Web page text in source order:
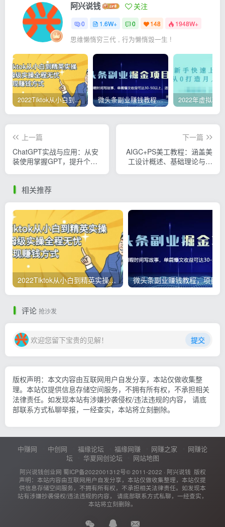
阿兴说钱 关注
0 1.6W+ 0 148 1948W+
思维懒惰穷三代 , 行为懒惰毁一生 !
2022Tiktok从小白到精英实操，0-1保姆级实操全程无忧，多种变现赚钱方式 微头条副业赚钱教程，项目单号单天做到50-100+收益
上一篇
ChatGPT实战与应用：从安
装使用掌握GPT，提升个人
下一篇
AIGC+PS美工教程：涵盖美
工设计概述、基础理论与多
相关推荐
2022Tiktok从小白到精英实操，0-1保姆级实操全程无忧，多种变现赚钱方式
评论 抢沙发
欢迎您留下宝贵的见解！ 提交
版权声明：本文内容由互联网用户自发分享，本站仅做收集整
理。本站仅提供信息存储空间服务，不拥有所有权，不承担相关
法律责任。如发现本站有涉嫌抄袭侵权/违法违规的内容， 请底
部联系方式私聊举报，一经查实，本站将立刻删除。
中赚网 中创网 福缘论坛 福缘网赚 网赚之家
网赚论
坛
华夏网创论坛 网站地图
阿兴说钱创业网 蜀ICP备2022001312号© 2011-2022 · 阿兴说钱 版权
声明：本站内容由互联网用户自发分享，本站仅做收集整理，本站仅提
供信息存储空间服务，不拥有所有权，不承担相关法律责任。如发现本
站有涉嫌抄袭侵权/违法违规的内容， 请底部联系方式私聊，一经查实，
本站将立刻删除。